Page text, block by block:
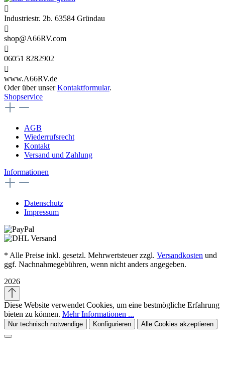
Industriestr. 2b. 63584 Gründau
shop@A66RV.com
06051 8282902
www.A66RV.de
Oder über unserKontaktformular.
Shopservice
AGB
Wiederrufsrecht
Kontakt
Versand und Zahlung
Informationen
Datenschutz
Impressum
* Alle Preise inkl. gesetzl. Mehrwertsteuer zzgl. Versandkosten und
ggf. Nachnahmegebühren, wenn nicht anders angegeben.
2026
Diese Website verwendet Cookies, um eine bestmögliche Erfahrung
bieten zu können. Mehr Informationen ...
Nur technisch notwendige Konfigurieren Alle Cookies akzeptieren